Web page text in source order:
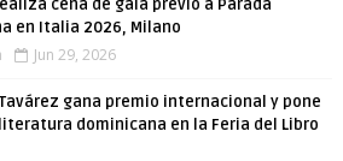
cena de gala previo a Parada
en Italia 2026, Milano
Jun 29, 2026
gana premio internacional y pone
dominicana en la Feria del Libro